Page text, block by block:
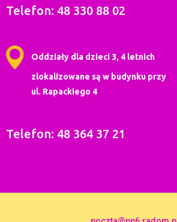
Telefon: 48 330 88 02
Oddziały dla dzieci 3, 4 letnich
zlokalizowane są w budynku przy
ul. Rapackiego 4
Telefon: 48 364 37 21